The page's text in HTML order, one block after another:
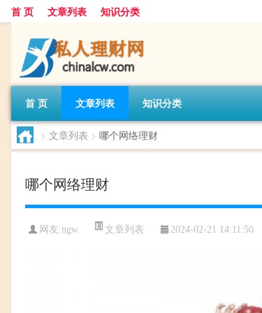
首 页 文章列表 知识分类
首 页 文章列表 知识分类
> 文章列表 > 哪个网络理财
哪个网络理财
网友:ngw 文章列表 2024-02-21 14:11:50